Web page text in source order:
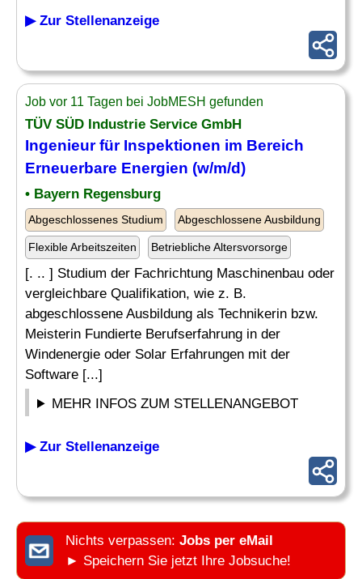
▶ Zur Stellenanzeige
Job vor 11 Tagen bei JobMESH gefunden
TÜV SÜD Industrie Service GmbH
Ingenieurfür Inspektionen im Bereich
Erneuerbare Energien (w/m/d)
• Bayern Regensburg
Abgeschlossenes Studium Abgeschlossene Ausbildung
Flexible Arbeitszeiten Betriebliche Altersvorsorge
[. .. ] Studium der Fachrichtung Maschinenbau oder
vergleichbare Qualifikation, wie z. B.
abgeschlossene Ausbildung als Technikerin bzw.
Meisterin Fundierte Berufserfahrung in der
Windenergie oder Solar Erfahrungen mit der
Software [...]
MEHR INFOS ZUM STELLENANGEBOT
▶ Zur Stellenanzeige
Nichts verpassen: Jobs per eMail
► Speichern Sie jetzt Ihre Jobsuche!